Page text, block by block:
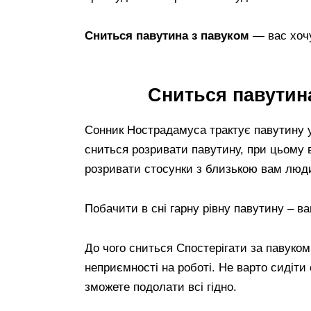
Сниться павутина з павуком — вас
Сниться
Сонник Нострадамуса трактує павутину
сниться розривати павутину, при цьому
розривати стосунки з близькою вам
Побачити в сні гарну рівну павутину –
До чого сниться Спостерігати за
неприємності на роботі. Не варто
зможете подолати всі гідно.